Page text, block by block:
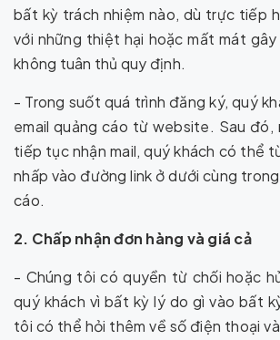
bất kỳ trách nhiệm nào, dù trực tiếp
với những thiệt hại hoặc mất mát
không tuân thủ quy định.
- Trong suốt quá trình đăng ký, quý
email quảng cáo từ website. Sau đó,
tiếp tục nhận mail, quý khách có thể
nhấp vào đường link ở dưới cùng
cáo.
2. Chấp nhận đơn hàng và giá cả
- Chúng tôi có quyền từ chối hoặc
quý khách vì bất kỳ lý do gì vào bất
tôi có thể hỏi thêm về số điện thoại